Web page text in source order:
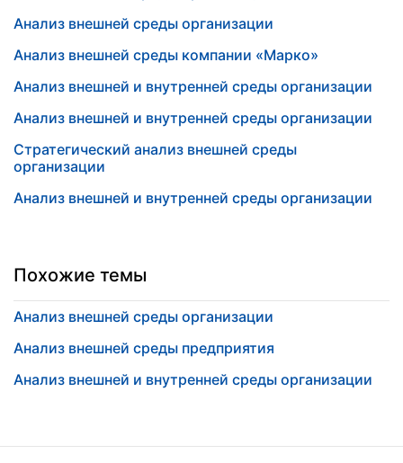
Анализ внешней среды организации
Анализ внешней среды компании «Марко»
Анализ внешней и внутренней среды организации
Анализ внешней и внутренней среды организации
Стратегический анализ внешней среды
организации
Анализ внешней и внутренней среды организации
Похожие темы
Анализ внешней среды организации
Анализ внешней среды предприятия
Анализ внешней и внутренней среды организации